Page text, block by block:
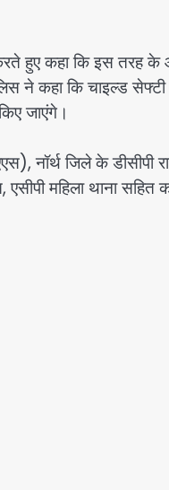
हुए कहा कि इस तरह के
ने कहा कि चाइल्ड
जाएंगे।
नॉर्थ जिले के डीसीपी
महिला थाना सहित